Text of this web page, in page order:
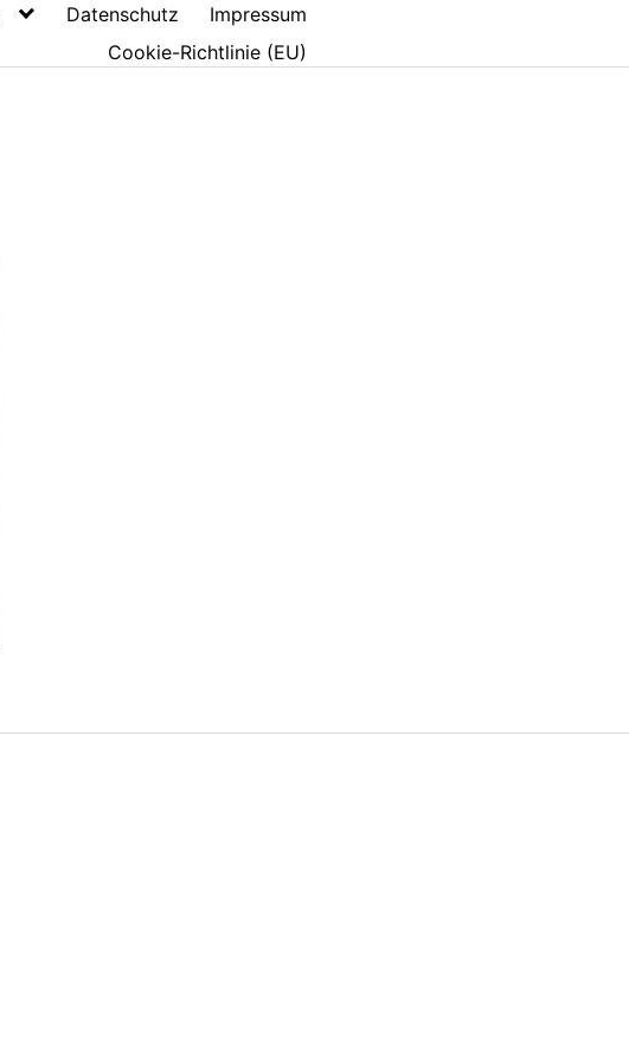
Datenschutz
Impressum
Cookie-Richtlinie (EU)